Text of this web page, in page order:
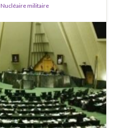
Nucléaire militaire